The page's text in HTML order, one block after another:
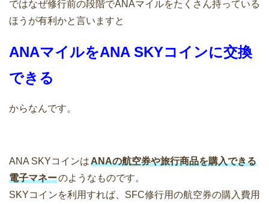
ではなぜ修行前の段階でANAマイルをたくさん持っている
ほうが有利かと言いますと
ANAマイルをANA SKYコインに交換
できる
からなんです。
ANA SKYコインはANAの航空券や旅行商品を購入できる
電子マネーのようなものです。
SKYコインを利用すれば、SFC修行用の航空券の購入費用